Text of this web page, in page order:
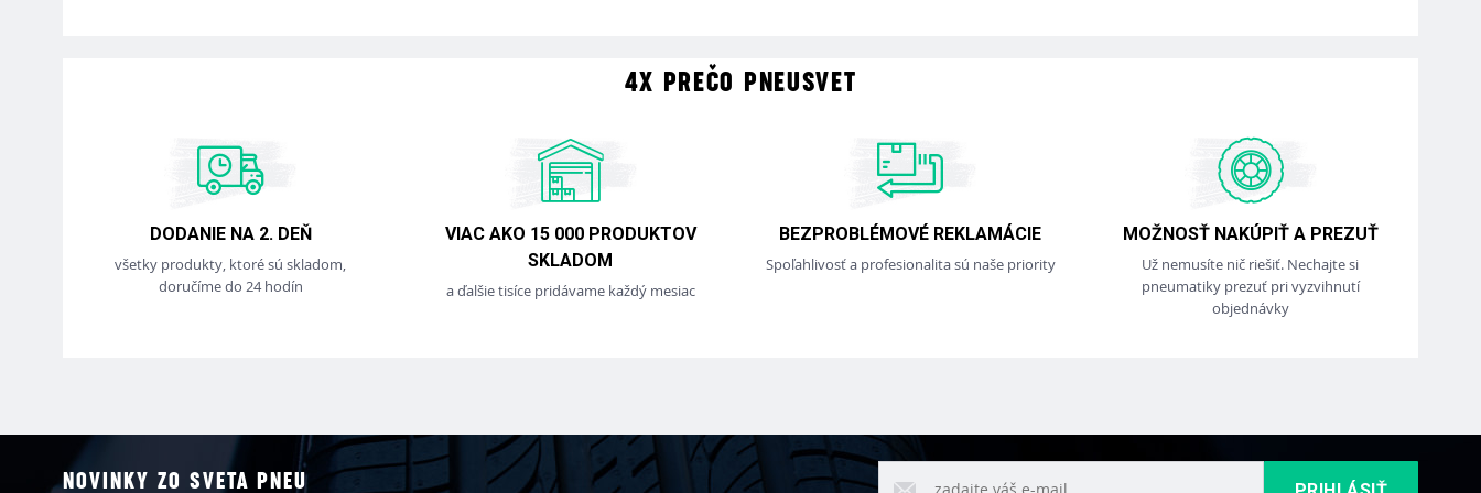
4X PREČO PNEUSVET
DODANIE NA 2. DEŇ
všetky produkty, ktoré sú skladom,
doručíme do 24 hodín
VIAC AKO 15 000 PRODUKTOV
SKLADOM
a ďalšie tisíce pridávame každý mesiac
BEZPROBLÉMOVÉ REKLAMÁCIE
Spoľahlivosť a profesionalita sú naše priority
MOŽNOSŤ NAKÚPIŤ A PREZUŤ
Už nemusíte nič riešiť. Nechajte si
pneumatiky prezuť pri vyzvihnutí
objednávky
NOVINKY ZO SVETA PNEU